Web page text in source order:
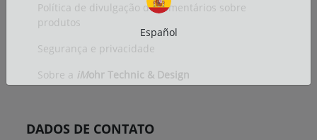
Política de divulgação de comentários sobre
produtos
Segurança e privacidade
Sobre a iMohr Technic & Design
DADOS DE CONTATO
Español